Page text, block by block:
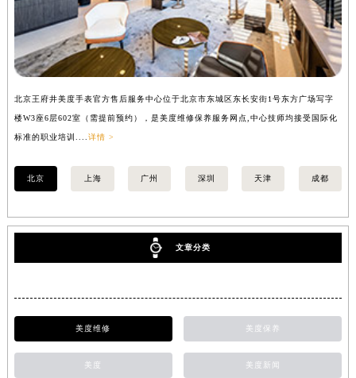
北京王府井美度手表官方售后服务中心位于北京市东城区东长安街1号东方广场写字
楼W3座6层602室（需提前预约），是美度维修保养服务网点,中心技师均接受国际化
标准的职业培训.... 详情 >
北京 上海 广州 深圳 天津 成都
文章分类
美度维修 美度保养
美度 美度新闻